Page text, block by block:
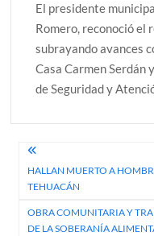
El presidente
Romero, reconoció el
subrayando avances
Casa Carmen
de Seguridad y
Navegación
de
entradas
HALLAN MUERTO A
TEHUACÁN
OBRA COMUNITARIA Y
DE LA SOBERANÍA